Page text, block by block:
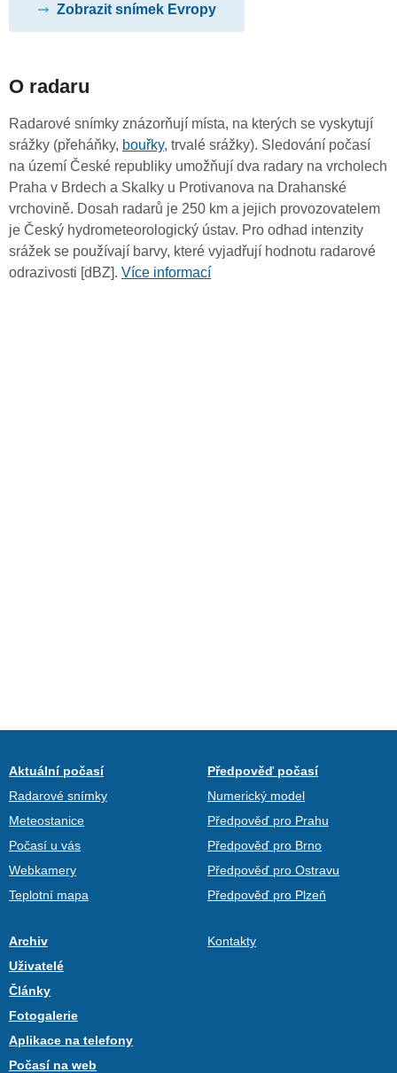
Zobrazit snímek Evropy
O radaru
Radarové snímky znázorňují místa, na kterých se vyskytují
srážky (přeháňky, bouřky, trvalé srážky). Sledování počasí
na území České republiky umožňují dva radary na vrcholech
Praha v Brdech a Skalky u Protivanova na Drahanské
vrchovině. Dosah radarů je 250 km a jejich provozovatelem
je Český hydrometeorologický ústav. Pro odhad intenzity
srážek se používají barvy, které vyjadřují hodnotu radarové
odrazivosti [dBZ]. Více informací
Aktuální počasí
Radarové snímky
Meteostanice
Počasí u vás
Webkamery
Teplotní mapa
Předpověď počasí
Numerický model
Předpověď pro Prahu
Předpověď pro Brno
Předpověď pro Ostravu
Předpověď pro Plzeň
Archiv
Uživatelé
Články
Fotogalerie
Aplikace na telefony
Počasí na web
Kontakty